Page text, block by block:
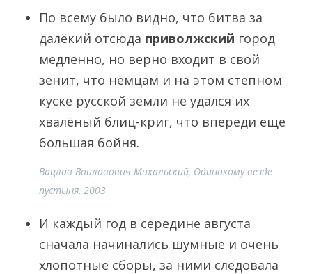
По всему было видно, что битва за
далёкий отсюда приволжский город
медленно, но верно входит в свой
зенит, что немцам и на этом степном
куске русской земли не удался их
хвалёный блиц-криг, что впереди ещё
большая бойня.
Вацлав Вацлавович Михальский, Одинокому везде
пустыня, 2003
И каждый год в середине августа
сначала начинались шумные и очень
хлопотные сборы, за ними следовала